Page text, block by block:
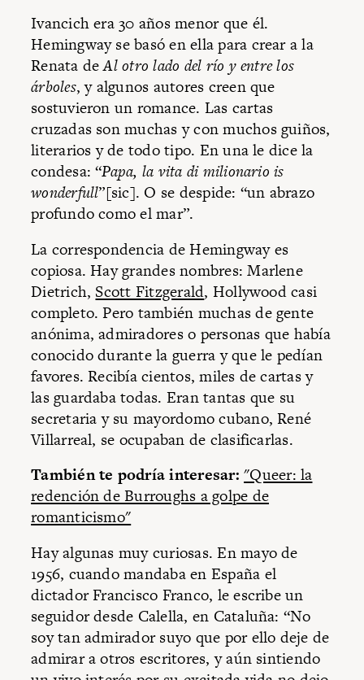
Ivancich era 30 años menor que él.
Hemingway se basó en ella para crear a la
Renata deAl otro lado del río y entre los
árboles, y algunos autores creen que
sostuvieron un romance. Las cartas
cruzadas son muchas y con muchos guiños,
literarios y de todo tipo. En una le dice la
condesa: “Papa, la vita di milionario is
wonderfull”[sic]. O se despide: “un abrazo
profundo como el mar”.
La correspondencia de Hemingway es
copiosa. Hay grandes nombres: Marlene
Dietrich, Scott Fitzgerald, Hollywood casi
completo. Pero también muchas de gente
anónima, admiradores o personas que había
conocido durante la guerra y que le pedían
favores. Recibía cientos, miles de cartas y
las guardaba todas. Eran tantas que su
secretaria y su mayordomo cubano, René
Villarreal, se ocupaban de clasificarlas.
También te podría interesar: "Queer: la
redención de Burroughs a golpe de
romanticismo"
Hay algunas muy curiosas. En mayo de
1956, cuando mandaba en España el
dictador Francisco Franco, le escribe un
seguidor desde Calella, en Cataluña: “No
soy tan admirador suyo que por ello deje de
admirar a otros escritores, y aún sintiendo